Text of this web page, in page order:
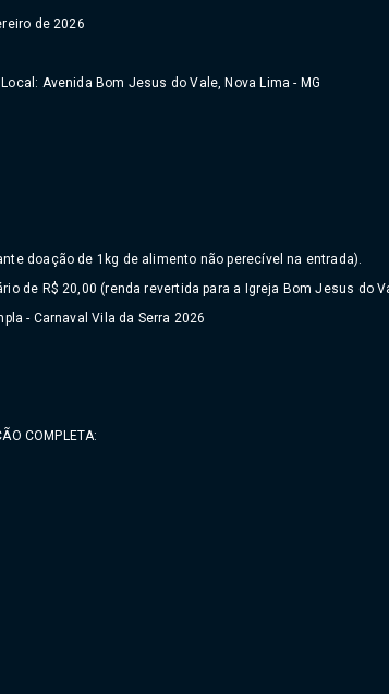
de 2026
Avenida Bom Jesus do Vale, Nova Lima - MG
doação de 1kg de alimento não perecível na entrada).
de R$ 20,00 (renda revertida para a Igreja Bom Jesus do
- Carnaval Vila da Serra 2026
COMPLETA: